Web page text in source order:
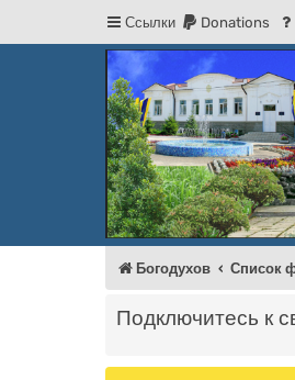
Ссылки Donations
Регистрация
Форум
Богодухов
Богодухов Список
Подключитесь к